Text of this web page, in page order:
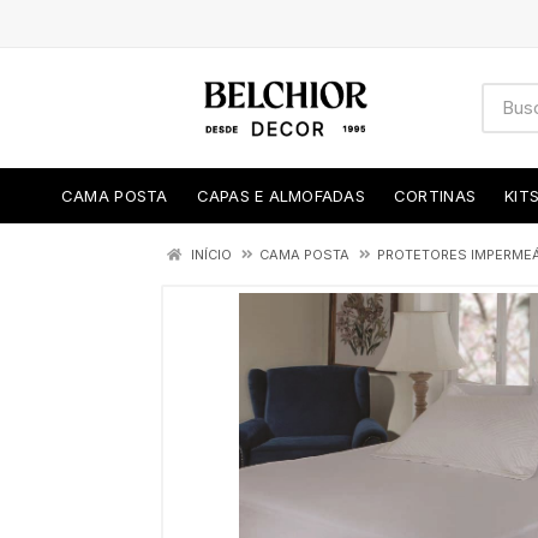
CAMA POSTA CAPAS E ALMOFADAS CORTINAS
INÍCIO CAMA POSTA PROTETORES